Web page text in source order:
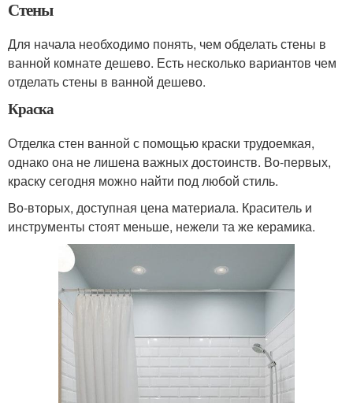
Стены
Для начала необходимо понять, чем обделать стены в
ванной комнате дешево. Есть несколько вариантов чем
отделать стены в ванной дешево.
Краска
Отделка стен ванной с помощью краски трудоемкая,
однако она не лишена важных достоинств. Во-первых,
краску сегодня можно найти под любой стиль.
Во-вторых, доступная цена материала. Краситель и
инструменты стоят меньше, нежели та же керамика.